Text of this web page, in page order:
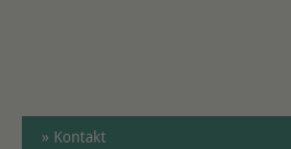
» Kontakt